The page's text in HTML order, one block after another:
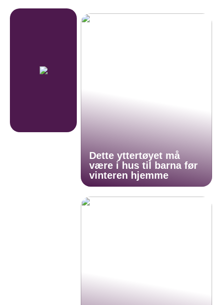
Dette yttertøyet må
være i hus til barna før
vinteren hjemme